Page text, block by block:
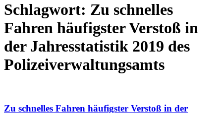
Schlagwort: Zu schnelles
Fahren häufigster Verstoß in
der Jahresstatistik 2019 des
Polizeiverwaltungsamts
Zu schnelles Fahren häufigster Verstoß in der